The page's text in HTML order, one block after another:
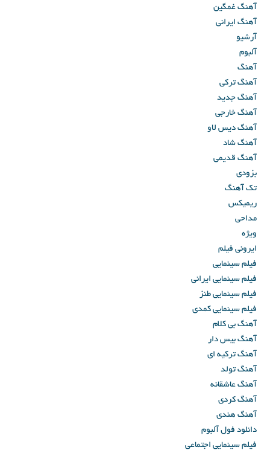
آهنگ غمگین
آهنگ ایرانی
آرشیو
آلبوم
آهنگ
آهنگ ترکی
آهنگ جدید
آهنگ خارجی
آهنگ دیس لاو
آهنگ شاد
آهنگ قدیمی
بزودی
تک آهنگ
ریمیکس
مداحی
ویژه
ایرونی فیلم
فیلم سینمایی
فیلم سینمایی ایرانی
فیلم سینمایی طنز
فیلم سینمایی کمدی
آهنگ بی کلام
آهنگ بیس دار
آهنگ ترکیه ای
آهنگ تولد
آهنگ عاشقانه
آهنگ کردی
آهنگ هندی
دانلود فول آلبوم
فیلم سینمایی اجتماعی